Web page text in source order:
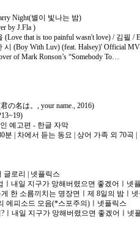
Night(별이 빛나는 밤)
by J.Fla )
that is too painful wasn't love) / 김필 /
(Boy With Luv) (feat. Halsey)' Official MV
of Mark Ronson’s “Somebody To…
の名は。, your name., 2016)
예고편 - 한글 자막
분 | 차에서 듣는 동요 | 상어 가족 외 70
글로리 | 넷플릭스
ㅣ내일 지구가 망해버렸으면 좋겠어ㅣ넷
한 소름끼치는 명장면ㅣ제 8일의 밤ㅣ
에피소드 모음(*스포주의)ㅣ넷플릭스
ㅣ내일 지구가 망해버렸으면 좋겠어ㅣ넷